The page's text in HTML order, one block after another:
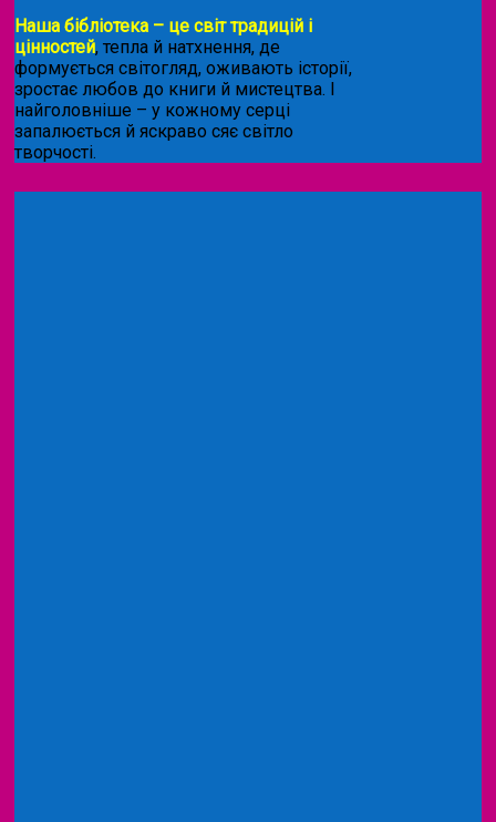
Наша бібліотека – це світ традицій і
цінностей, тепла й натхнення, де
формується світогляд, оживають історії,
зростає любов до книги й мистецтва. І
найголовніше – у кожному серці
запалюється й яскраво сяє світло
творчості.